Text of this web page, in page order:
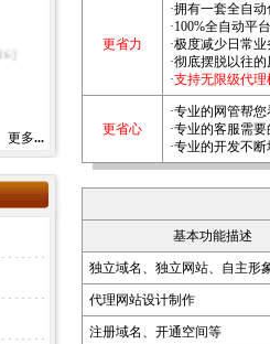
支持！
年9月1
格进行
年，
您提
更多...
更省力
·拥有一套全自
·100%全自动平
·极度减少日常
·彻底摆脱以往
·支持无限级代
更省心
·专业的网管帮
·专业的客服需
·专业的开发不
基本功能描述
独立域名、独立网站、自主形
代理网站设计制作
注册域名、开通空间等